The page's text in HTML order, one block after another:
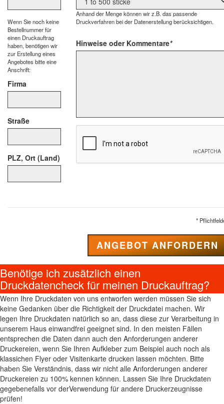
Wenn Sie noch keine
Bestellnummer für
einen Druckauftrag
haben, benötigen wir
zur Erstellung eines
Angebotes bitte eine
Anschrift:
Firma
Straße
PLZ, Ort (Land)
Anhand der Menge können wir z.B. das passende
Druckverfahren bei der Datenerstellung berücksichtigen.
Hinweise oder Kommentare*
*
Benötige ich zusätzlich einen
Druckdatencheck für meinen Druckauftrag?
Wenn Ihre Druckdaten von uns entworfen werden müssen Sie sich
keine Gedanken über die Richtigkeit der Druckdatei machen. Wir
legen Ihre Druckdaten natürlich so an, dass diese zur Verarbeitung in
unserem Haus einwandfrei geeignet sind. In den meisten Fällen
entsprechen die Daten dann auch den Anforderungen anderer
Druckereien, wenn Sie Ihren Aufkleber zum Beispiel auch noch als
klassichen Flyer oder Visitenkarte drucken lassen möchten. Bitte
haben Sie Verständnis, dass wir nicht alle Anforderungen anderer
Druckereien zu 100% kennen können. Lassen Sie Ihre Druckdaten
gegebenefalls vor derVerwendung für andere Druckerzeugnisse
prüfen!